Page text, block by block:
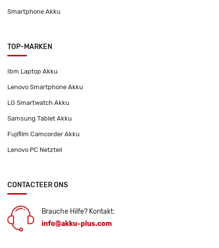
Smartphone Akku
TOP-MARKEN
Ibm Laptop Akku
Lenovo Smartphone Akku
LG Smartwatch Akku
Samsung Tablet Akku
Fujifilm Camcorder Akku
Lenovo PC Netzteil
CONTACTEER ONS
Brauche Hilfe? Kontakt:
info@akku-plus.com